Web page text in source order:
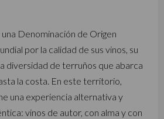
Denominación de Origen
por la calidad de sus vinos, su
diversidad de terruños que abarca
la costa. En este territorio,
una experiencia alternativa y
vinos de autor, con alma y con